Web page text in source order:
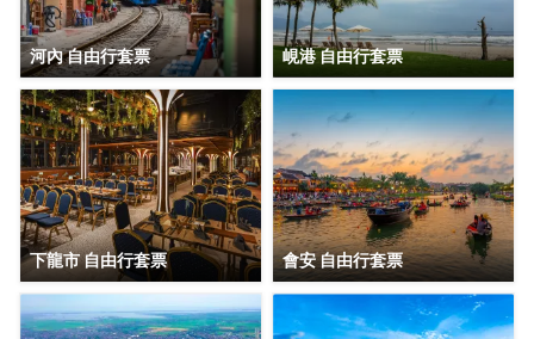
河內 自由行套票 峴港 自由行套票
下龍市 自由行套票 會安 自由行套票